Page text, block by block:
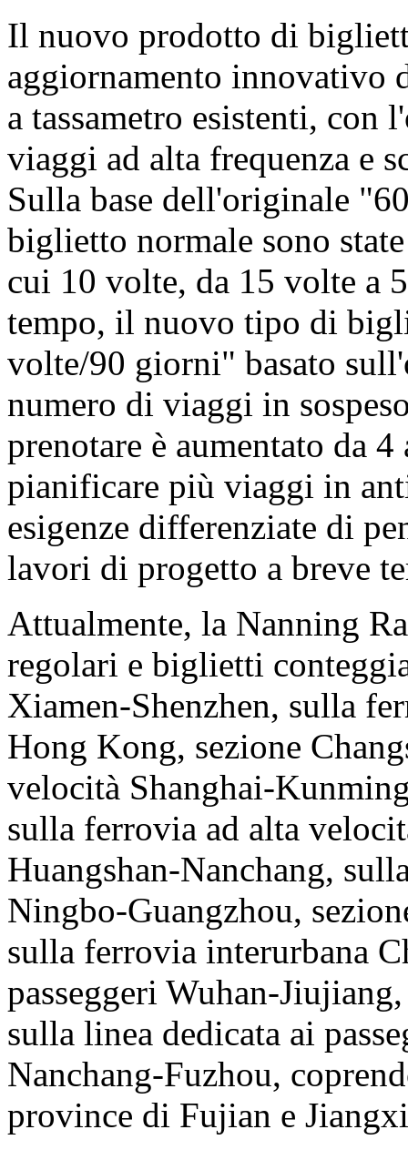
Il nuovo prodotto di
aggiornamento
a tassametro esistenti,
viaggi ad alta frequenza e
Sulla base dell'originale
biglietto normale sono
cui 10 volte, da 15 volte a
tempo, il nuovo tipo di
volte/90 giorni" basato
numero di viaggi in
prenotare è aumentato da
pianificare più viaggi in
esigenze differenziate di
lavori di progetto a breve
Attualmente, la Nanning
regolari e biglietti
Xiamen-Shenzhen, sulla
Hong Kong, sezione
velocità Shanghai-
sulla ferrovia ad alta
Huangshan-Nanchang,
Ningbo-Guangzhou,
sulla ferrovia interurbana
passeggeri Wuhan-
sulla linea dedicata ai
Nanchang-Fuzhou,
province di Fujian e